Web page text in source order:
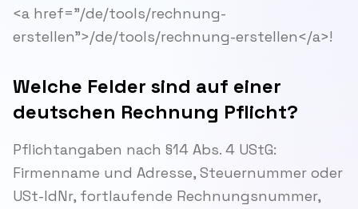
<a href="/de/tools/rechnung-
erstellen">/de/tools/rechnung-erstellen</a>!
Welche Felder sind auf einer
deutschen Rechnung Pflicht?
Pflichtangaben nach §14 Abs. 4 UStG:
Firmenname und Adresse, Steuernummer oder
USt-IdNr, fortlaufende Rechnungsnummer,